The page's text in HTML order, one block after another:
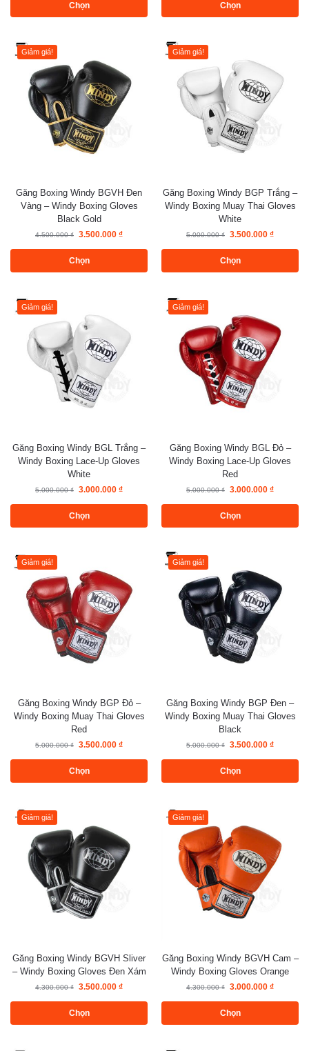
Chọn Chọn
Giảm giá!
Găng Boxing Windy BGVH Đen
Vàng – Windy Boxing Gloves
Black Gold
4.500.000₫ 3.500.000 ₫
Chọn
Giảm giá!
Găng Boxing Windy BGP Trắng –
Windy Boxing Muay Thai Gloves
White
5.000.000₫ 3.500.000 ₫
Chọn
Giảm giá!
Găng Boxing Windy BGL Trắng –
Windy Boxing Lace-Up Gloves
White
5.000.000₫ 3.000.000 ₫
Chọn
Giảm giá!
Găng Boxing Windy BGL Đỏ –
Windy Boxing Lace-Up Gloves
Red
5.000.000₫ 3.000.000 ₫
Chọn
Giảm giá!
Găng Boxing Windy BGP Đỏ –
Windy Boxing Muay Thai Gloves
Red
5.000.000₫ 3.500.000 ₫
Chọn
Giảm giá!
Găng Boxing Windy BGP Đen –
Windy Boxing Muay Thai Gloves
Black
5.000.000₫ 3.500.000 ₫
Chọn
Giảm giá!
Găng Boxing Windy BGVH Sliver
– Windy Boxing Gloves Đen Xám
4.300.000₫ 3.500.000 ₫
Chọn
Giảm giá!
Găng Boxing Windy BGVH Cam –
Windy Boxing Gloves Orange
4.300.000₫ 3.000.000 ₫
Chọn